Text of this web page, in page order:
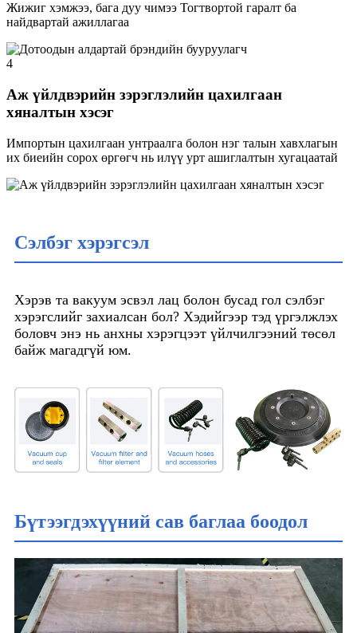
Жижиг хэмжээ, бага дуу чимээ Тогтвортой гаралт ба
найдвартай ажиллагаа
4
Аж үйлдвэрийн зэрэглэлийн цахилгаан
хяналтын хэсэг
Импортын цахилгаан унтраалга болон нэг талын хавхлагын
их биеийн сорох өргөгч нь илүү урт ашиглалтын хугацаатай
Сэлбэг хэрэгсэл
Хэрэв та вакуум эсвэл лац болон бусад гол сэлбэг
хэрэгслийг захиалсан бол? Хэдийгээр тэд үргэлжлэх
боловч энэ нь анхны хэрэгцээт үйлчилгээний төсөл
байж магадгүй юм.
Бүтээгдэхүүний сав баглаа боодол